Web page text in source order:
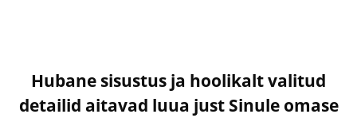
Hubane sisustus ja hoolikalt valitud
detailid aitavad luua just Sinule omase